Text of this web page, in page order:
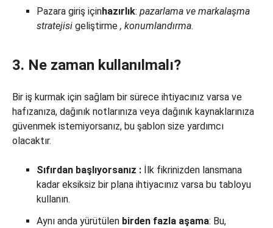
Pazara giriş içinhazırlık: pazarlama ve markalaşma
stratejisi geliştirme , konumlandırma.
3. Ne zaman kullanılmalı?
Bir iş kurmak için sağlam bir sürece ihtiyacınız varsa ve
hafızanıza, dağınık notlarınıza veya dağınık kaynaklarınıza
güvenmek istemiyorsanız, bu şablon size yardımcı
olacaktır.
Sıfırdan başlıyorsanız : İlk fikrinizden lansmana
kadar eksiksiz bir plana ihtiyacınız varsa bu tabloyu
kullanın.
Aynı anda yürütülen birden fazla aşama: Bu,